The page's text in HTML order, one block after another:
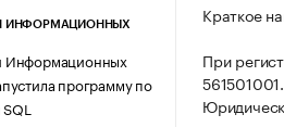
ИНФОРМАЦИОННЫХ
Информационных
программу по
Краткое
При
561501001.